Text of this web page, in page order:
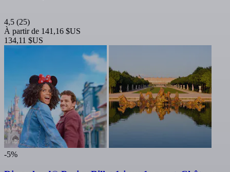
4,5 (25)
À partir de 141,16 $US
134,11 $US
-5%